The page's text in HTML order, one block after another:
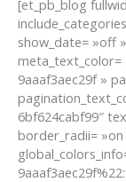
[et_pb_blog
show_date= »off
meta_text_color=
9aaaf3aec29f »
6bf624cabf99″
border_radii=